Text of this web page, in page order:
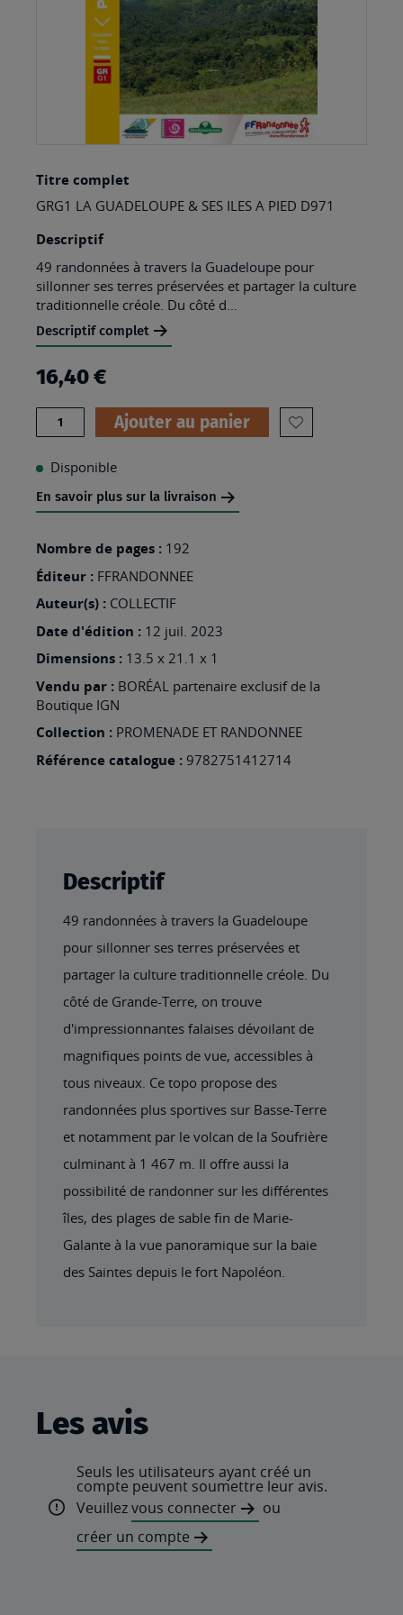
to
the
beginning
of
the
gallery
Titre complet
GRG1 LA GUADELOUPE & SES ILES A PIED D971
Descriptif
49 randonnées à travers la Guadeloupe pour
sillonner ses terres préservées et partager la culture
traditionnelle créole. Du côté d...
Descriptif complet
16,40 €
Quantité Ajouter au panier
AJOUTER
&
ILES
Disponible
En savoir plus sur la livraison
Nombre de pages : 192
Éditeur : FFRANDONNEE
Auteur(s) : COLLECTIF
Date d'édition : 12 juil. 2023
Dimensions : 13.5 x 21.1 x 1
Vendu par : BORÉAL partenaire exclusif de la
Boutique IGN
Collection : PROMENADE ET RANDONNEE
Référence catalogue : 9782751412714
Descriptif
49 randonnées à travers la Guadeloupe
pour sillonner ses terres préservées et
partager la culture traditionnelle créole. Du
côté de Grande-Terre, on trouve
d'impressionnantes falaises dévoilant de
magnifiques points de vue, accessibles à
tous niveaux. Ce topo propose des
randonnées plus sportives sur Basse-Terre
et notamment par le volcan de la Soufrière
culminant à 1 467 m. Il offre aussi la
possibilité de randonner sur les différentes
îles, des plages de sable fin de Marie-
Galante à la vue panoramique sur la baie
des Saintes depuis le fort Napoléon.
Les avis
Seuls les utilisateurs ayant créé un
compte peuvent soumettre leur avis.
Veuillezvous connecter
ou
créer un compte